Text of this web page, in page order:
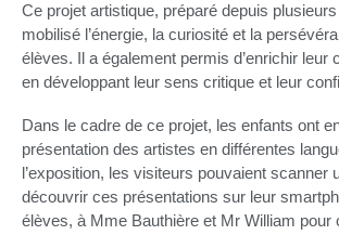
Ce projet artistique, préparé depuis
mobilisé l’énergie, la curiosité et la
élèves. Il a également permis d’enrichir leur
en développant leur sens critique et leur
Dans le cadre de ce projet, les enfants ont
présentation des artistes en différentes
l’exposition, les visiteurs pouvaient scanner
découvrir ces présentations sur leur
élèves, à Mme Bauthière et Mr William pour